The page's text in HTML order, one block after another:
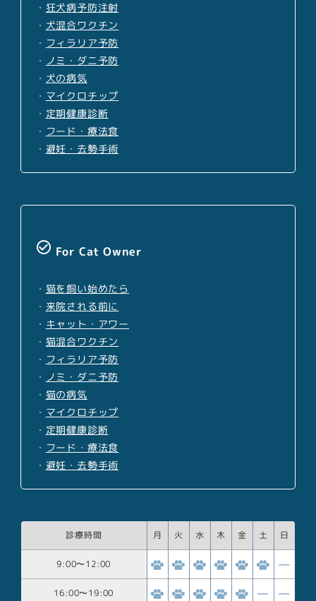
・ 狂犬病予防注射
・ 犬混合ワクチン
・ フィラリア予防
・ ノミ・ダニ予防
・ 犬の病気
・ マイクロチップ
・ 定期健康診断
・ フード・療法食
・ 避妊・去勢手術
check_circle_outline For Cat Owner
・ 猫を飼い始めたら
・ 来院される前に
・ キャット・アワー
・ 猫混合ワクチン
・ フィラリア予防
・ ノミ・ダニ予防
・ 猫の病気
・ マイクロチップ
・ 定期健康診断
・ フード・療法食
・ 避妊・去勢手術
診療時間 月 火 水 木 金 土 日
9:00〜12:00
16:00〜19:00